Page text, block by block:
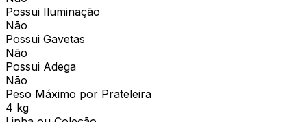
Possui Iluminação
Não
Possui Gavetas
Não
Possui Adega
Não
Peso Máximo por Prateleira
4 kg